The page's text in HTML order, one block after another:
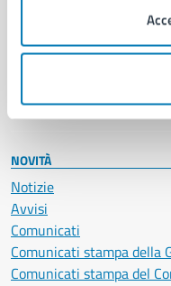
Giustizia e sicurezza
Salute, benessere e
Vita lavorativa
NOVITÀ
Notizie
Avvisi
Comunicati
Comunicati stampa della
Comunicati stampa del